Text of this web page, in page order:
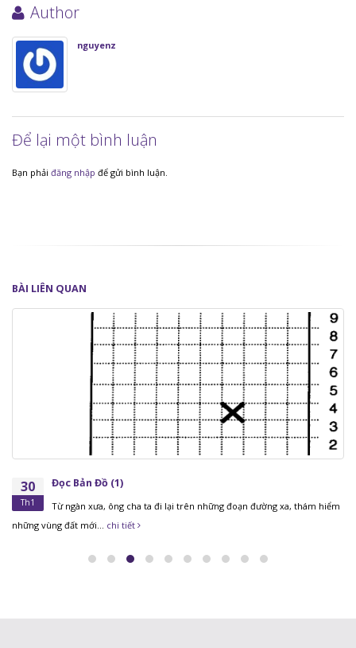
Author
nguyenz
Để lại một bình luận
Bạn phải đăng nhập để gửi bình luận.
BÀI LIÊN QUAN
30
Th1
Đọc Bản Đồ (1)
Từ ngàn xưa, ông cha ta đi lại trên những đoạn đường xa, thám hiểm
những vùng đất mới... chi tiết